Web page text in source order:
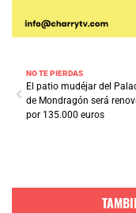
NO TE PIERDAS
El patio mudéjar del
de Mondragón será
por 135.000 euros